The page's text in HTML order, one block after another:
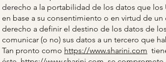
derecho a la portabilidad de los datos que
en base a su consentimiento o en virtud de un
derecho a definir el destino de los datos de
comunicar (o no) sus datos a un tercero que
Tan pronto como https://www.sharini.com